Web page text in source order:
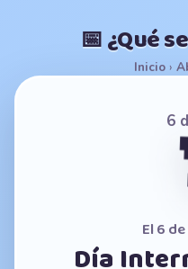
📅 ¿Qué
Inicio›
6
El 6
Día